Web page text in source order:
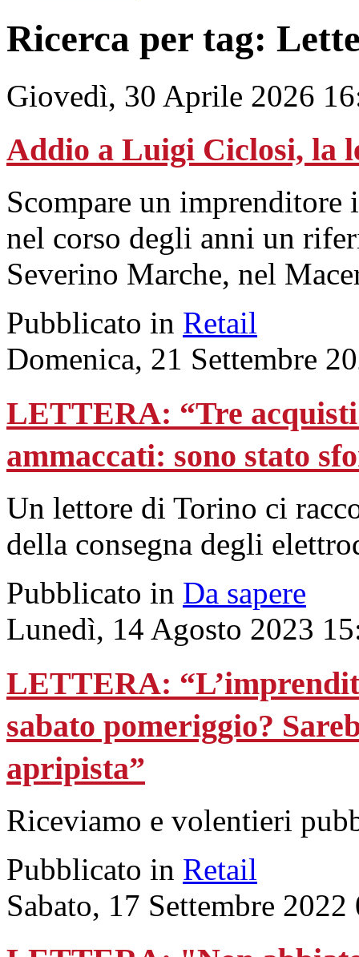
Ricerca per tag:
Giovedì, 30 Aprile 2026
Addio a Luigi Ciclosi, la
Scompare un
nel corso degli anni un
Severino Marche, nel
Pubblicato in Retail
Domenica, 21 Settembre
LETTERA: “Tre
ammaccati: sono stato
Un lettore di Torino ci
della consegna degli
Pubblicato in Da sapere
Lunedì, 14 Agosto 2023
LETTERA:
sabato pomeriggio?
apripista”
Riceviamo e volentieri
Pubblicato in Retail
Sabato, 17 Settembre 2022